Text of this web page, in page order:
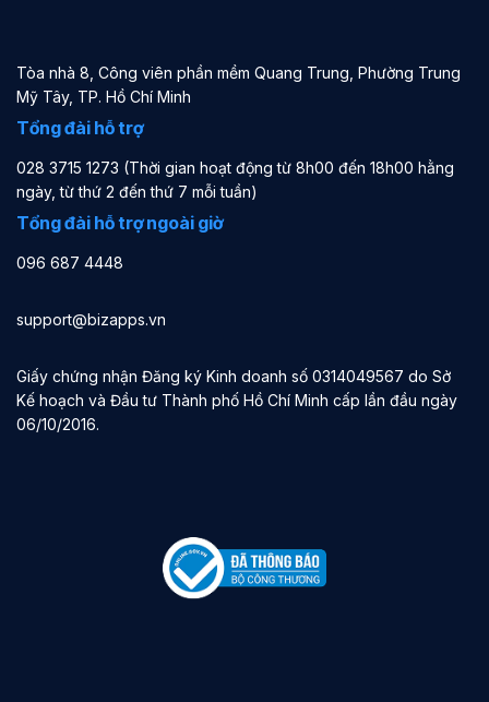
Tòa nhà 8, Công viên phần mềm Quang Trung, Phường Trung
Mỹ Tây, TP. Hồ Chí Minh
Tổng đài hỗ trợ
028 3715 1273 (Thời gian hoạt động từ 8h00 đến 18h00 hằng
ngày, từ thứ 2 đến thứ 7 mỗi tuần)
Tổng đài hỗ trợ ngoài giờ
096 687 4448
support@bizapps.vn
Giấy chứng nhận Đăng ký Kinh doanh số 0314049567 do Sở
Kế hoạch và Đầu tư Thành phố Hồ Chí Minh cấp lần đầu ngày
06/10/2016.